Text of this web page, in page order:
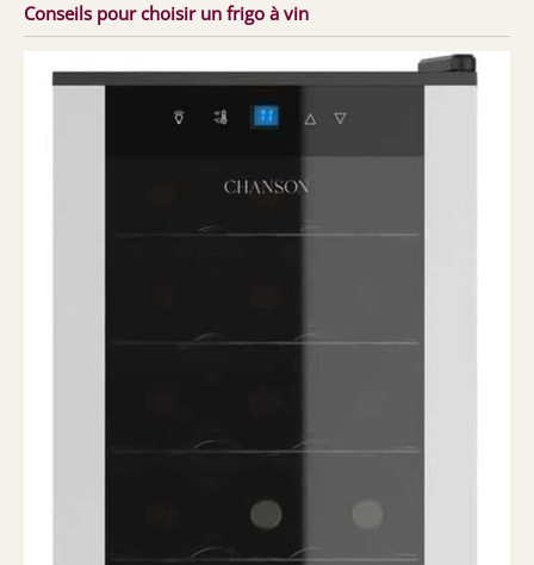
Conseils pour choisir un frigo à vin